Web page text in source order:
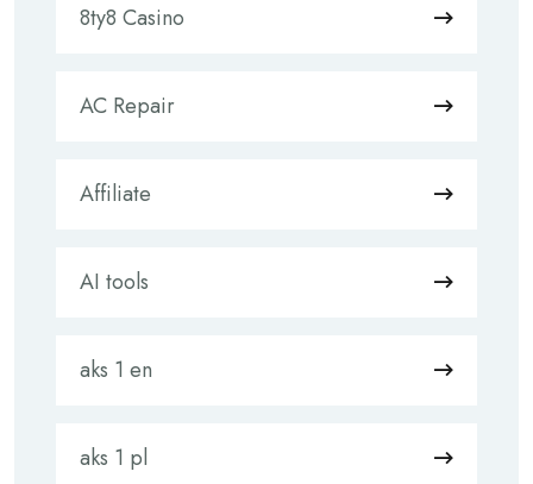
8ty8 Casino
AC Repair
Affiliate
AI tools
aks 1 en
aks 1 pl